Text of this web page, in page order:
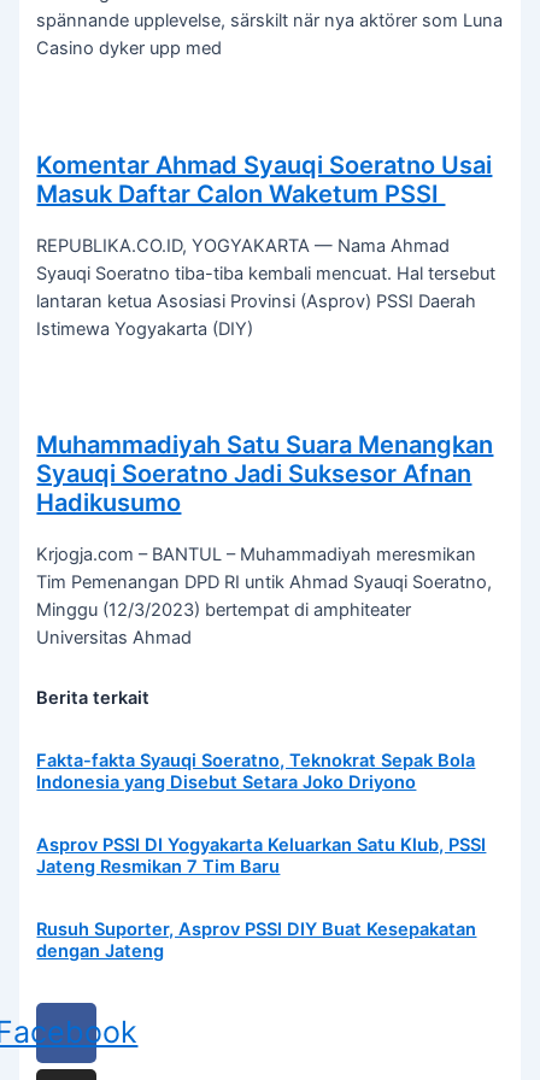
spännande upplevelse, särskilt när nya aktörer som Luna
Casino dyker upp med
Komentar Ahmad Syauqi Soeratno Usai
Masuk Daftar Calon Waketum PSSI
REPUBLIKA.CO.ID, YOGYAKARTA — Nama Ahmad
Syauqi Soeratno tiba-tiba kembali mencuat. Hal tersebut
lantaran ketua Asosiasi Provinsi (Asprov) PSSI Daerah
Istimewa Yogyakarta (DIY)
Muhammadiyah Satu Suara Menangkan
Syauqi Soeratno Jadi Suksesor Afnan
Hadikusumo
Krjogja.com – BANTUL – Muhammadiyah meresmikan
Tim Pemenangan DPD RI untik Ahmad Syauqi Soeratno,
Minggu (12/3/2023) bertempat di amphiteater
Universitas Ahmad
Berita terkait
Fakta-fakta Syauqi Soeratno, Teknokrat Sepak Bola
Indonesia yang Disebut Setara Joko Driyono
Asprov PSSI DI Yogyakarta Keluarkan Satu Klub, PSSI
Jateng Resmikan 7 Tim Baru
Rusuh Suporter, Asprov PSSI DIY Buat Kesepakatan
dengan Jateng